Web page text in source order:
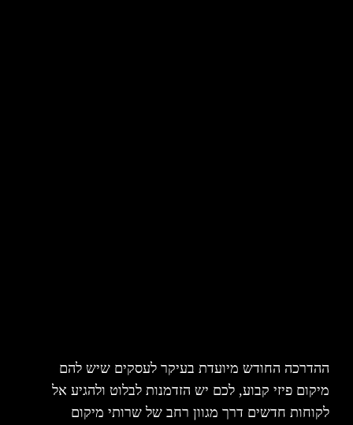
ההדרכה החודש מיועדת בעיקר לעסקים שיש להם
מיקום פיזי קבוע, לכם יש הזדמנות לבלוט ולהגיע אל
לקוחות חדשים דרך מגוון רחב של שרותי מיקום